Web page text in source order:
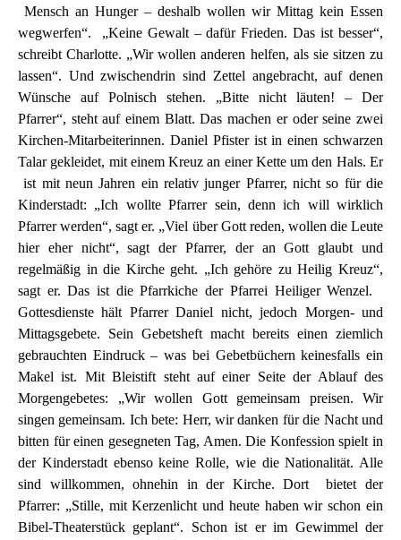
Mensch an Hunger – deshalb wollen wir Mittag kein Essen
wegwerfen“. „Keine Gewalt – dafür Frieden. Das ist besser“,
schreibt Charlotte. „Wir wollen anderen helfen, als sie sitzen zu
lassen“. Und zwischendrin sind Zettel angebracht, auf denen
Wünsche auf Polnisch stehen. „Bitte nicht läuten! – Der
Pfarrer“, steht auf einem Blatt. Das machen er oder seine zwei
Kirchen-Mitarbeiterinnen. Daniel Pfister ist in einen schwarzen
Talar gekleidet, mit einem Kreuz an einer Kette um den Hals. Er
ist mit neun Jahren ein relativ junger Pfarrer, nicht so für die
Kinderstadt: „Ich wollte Pfarrer sein, denn ich will wirklich
Pfarrer werden“, sagt er. „Viel über Gott reden, wollen die Leute
hier eher nicht“, sagt der Pfarrer, der an Gott glaubt und
regelmäßig in die Kirche geht. „Ich gehöre zu Heilig Kreuz“,
sagt er. Das ist die Pfarrkiche der Pfarrei Heiliger Wenzel.
Gottesdienste hält Pfarrer Daniel nicht, jedoch Morgen- und
Mittagsgebete. Sein Gebetsheft macht bereits einen ziemlich
gebrauchten Eindruck – was bei Gebetbüchern keinesfalls ein
Makel ist. Mit Bleistift steht auf einer Seite der Ablauf des
Morgengebetes: „Wir wollen Gott gemeinsam preisen. Wir
singen gemeinsam. Ich bete: Herr, wir danken für die Nacht und
bitten für einen gesegneten Tag, Amen. Die Konfession spielt in
der Kinderstadt ebenso keine Rolle, wie die Nationalität. Alle
sind willkommen, ohnehin in der Kirche. Dort bietet der
Pfarrer: „Stille, mit Kerzenlicht und heute haben wir schon ein
Bibel-Theaterstück geplant“. Schon ist er im Gewimmel der